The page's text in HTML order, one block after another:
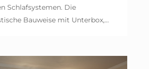
Schlafsystemen. Die
Bauweise mit Unterbox,...